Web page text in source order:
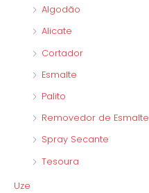
Algodão
Alicate
Cortador
Esmalte
Palito
Removedor de Esmalte
Spray Secante
Tesoura
Uze